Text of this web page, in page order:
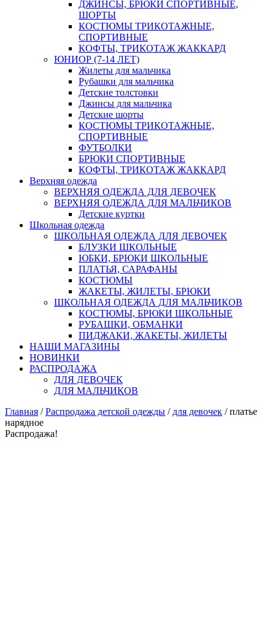
ДЖИНСЫ, БРЮКИ СПОРТИВНЫЕ,
ШОРТЫ
КОСТЮМЫ ТРИКОТАЖНЫЕ,
СПОРТИВНЫЕ
КОФТЫ, ТРИКОТАЖ ЖАККАРД
ЮНИОР (7-14 ЛЕТ)
Жилеты для мальчика
Рубашки для мальчика
Детские толстовки
Джинсы для мальчика
Детские шорты
КОСТЮМЫ ТРИКОТАЖНЫЕ,
СПОРТИВНЫЕ
ФУТБОЛКИ
БРЮКИ СПОРТИВНЫЕ
КОФТЫ, ТРИКОТАЖ ЖАККАРД
Верхняя одежда
ВЕРХНЯЯ ОДЕЖДА ДЛЯ ДЕВОЧЕК
ВЕРХНЯЯ ОДЕЖДА ДЛЯ МАЛЬЧИКОВ
Детские куртки
Школьная одежда
ШКОЛЬНАЯ ОДЕЖДА ДЛЯ ДЕВОЧЕК
БЛУЗКИ ШКОЛЬНЫЕ
ЮБКИ, БРЮКИ ШКОЛЬНЫЕ
ПЛАТЬЯ, САРАФАНЫ
КОСТЮМЫ
ЖАКЕТЫ, ЖИЛЕТЫ, БРЮКИ
ШКОЛЬНАЯ ОДЕЖДА ДЛЯ МАЛЬЧИКОВ
КОСТЮМЫ, БРЮКИ ШКОЛЬНЫЕ
РУБАШКИ, ОБМАНКИ
ПИДЖАКИ, ЖАКЕТЫ, ЖИЛЕТЫ
НАШИ МАГАЗИНЫ
НОВИНКИ
РАСПРОДАЖА
ДЛЯ ДЕВОЧЕК
ДЛЯ МАЛЬЧИКОВ
Главная /Распродажа детской одежды / для девочек / платье
нарядное
Распродажа!